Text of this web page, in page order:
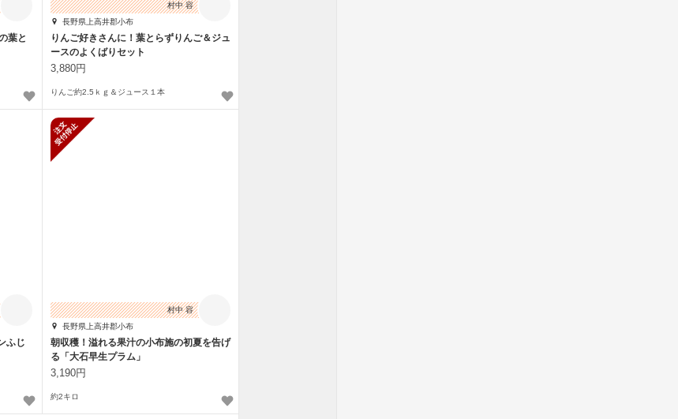
葉と
村中 容
長野県上高井郡小布
りんご好きさんに！葉とらずりんご＆ジュ
ースのよくばりセット
3,880円
りんご約2.5ｋｇ＆ジュース１本
ふじ
村中 容
長野県上高井郡小布
朝収穫！溢れる果汁の小布施の初夏を告げ
る「大石早生プラム」
3,190円
約2キロ